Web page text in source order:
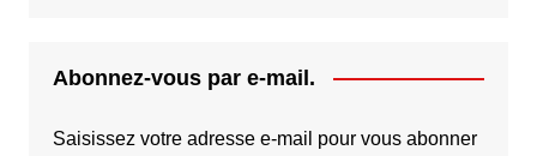
Abonnez-vous par e-mail.
Saisissez votre adresse e-mail pour vous abonner